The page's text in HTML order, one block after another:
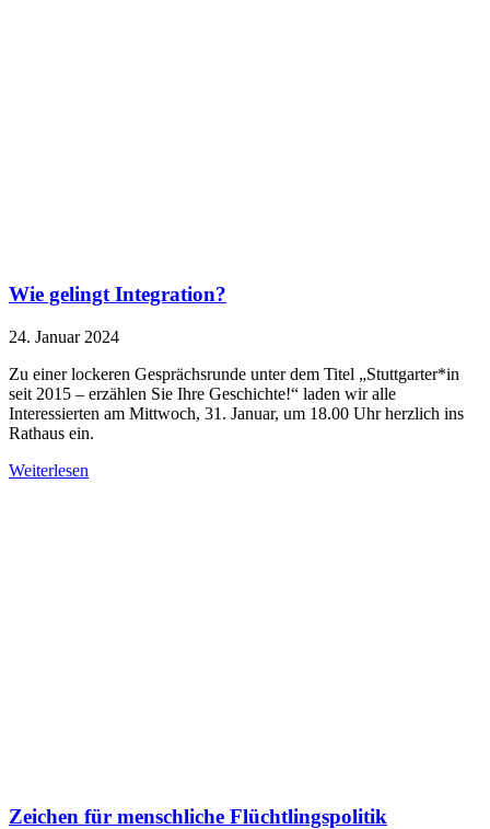
Wie gelingt Integration?
24. Januar 2024
Zu einer lockeren Gesprächsrunde unter dem Titel „Stuttgarter*in
seit 2015 – erzählen Sie Ihre Geschichte!“ laden wir alle
Interessierten am Mittwoch, 31. Januar, um 18.00 Uhr herzlich ins
Rathaus ein.
Weiterlesen
Zeichen für menschliche Flüchtlingspolitik